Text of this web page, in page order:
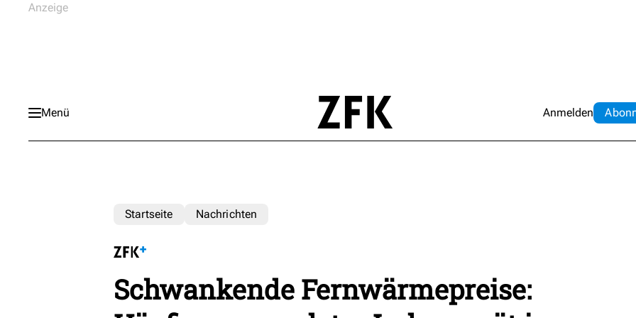
Menü Anmelden Abo
Startseite Nachrichten
Schwankende Fernwärmepreise: